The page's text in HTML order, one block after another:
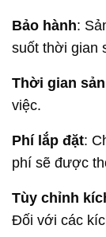
Bảo hành:
suốt thời gian
Thời gian
việc.
Phí lắp đặt:
phí sẽ được
Tùy chỉnh
Đối với các